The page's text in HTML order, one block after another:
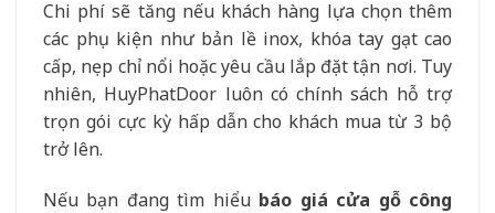
Chi phí sẽ tăng nếu khách hàng lựa chọn thêm
các phụ kiện như bản lề inox, khóa tay gạt cao
cấp, nẹp chỉ nổi hoặc yêu cầu lắp đặt tận nơi. Tuy
nhiên, HuyPhatDoor luôn có chính sách hỗ trợ
trọn gói cực kỳ hấp dẫn cho khách mua từ 3 bộ
trở lên.
Nếu bạn đang tìm hiểu báo giá cửa gỗ công